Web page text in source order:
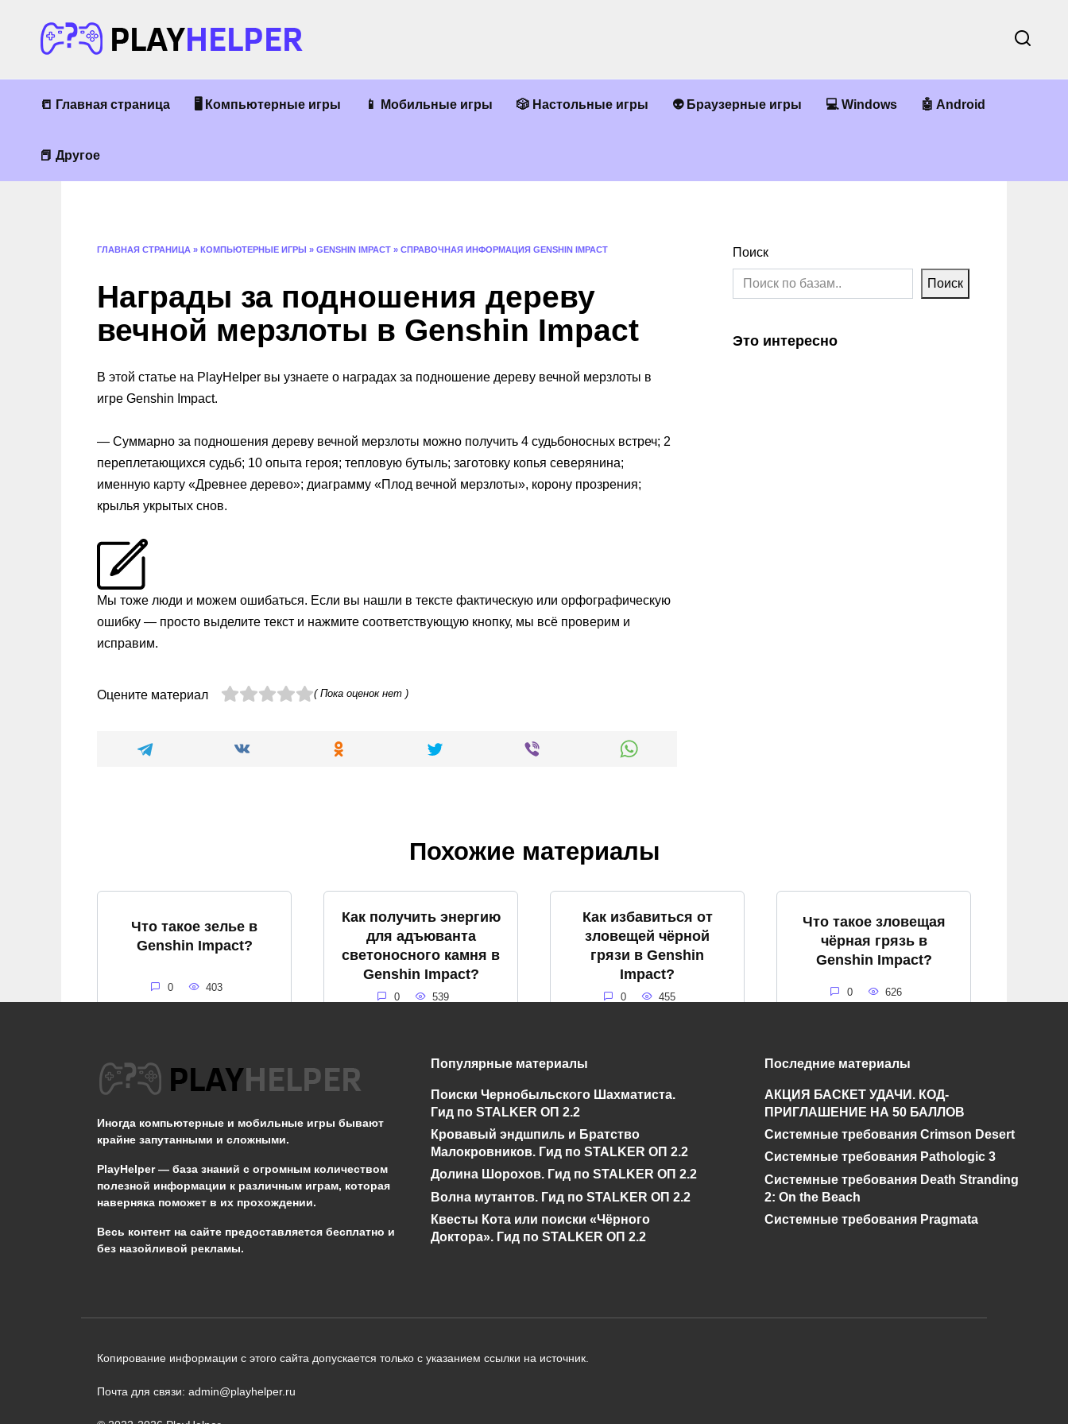
содержанию
📒 Главная страница 🖥 Компьютерные игры 📱 Мобильные игры 🎲 Настольные игры 👽 Браузерные игры 💻 Windows 🤖 Android
📕 Другое
ГЛАВНАЯ СТРАНИЦА » КОМПЬЮТЕРНЫЕ ИГРЫ » GENSHIN IMPACT » СПРАВОЧНАЯ ИНФОРМАЦИЯ GENSHIN IMPACT
Награды за подношения дереву
вечной мерзлоты в Genshin Impact
В этой статье на PlayHelper вы узнаете о наградах за подношение дереву вечной мерзлоты в
игре Genshin Impact.
— Суммарно за подношения дереву вечной мерзлоты можно получить 4 судьбоносных встреч; 2
переплетающихся судьб; 10 опыта героя; тепловую бутыль; заготовку копья северянина;
именную карту «Древнее дерево»; диаграмму «Плод вечной мерзлоты», корону прозрения;
крылья укрытых снов.
Мы тоже люди и можем ошибаться. Если вы нашли в тексте фактическую или орфографическую
ошибку — просто выделите текст и нажмите соответствующую кнопку, мы всё проверим и
исправим.
Оцените материал ( Пока оценок нет )
Поиск
Поиск
Это интересно
Похожие материалы
Что такое зелье в
Genshin Impact?
0 403
Как получить энергию
для адъюванта
светоносного камня в
Genshin Impact?
0 539
Как избавиться от
зловещей чёрной
грязи в Genshin
Impact?
0 455
Что такое зловещая
чёрная грязь в
Genshin Impact?
0 626
Как спастись от
Genshin Impact?
0 654
Что такое громовое
бедствие в Genshin
Impact?
430
буря в Genshin
0
и где его найти в
Genshin Impact?
0 528
Иногда компьютерные и мобильные игры бывают
крайне запутанными и сложными.
PlayHelper — база знаний с огромным количеством
полезной информации к различным играм, которая
наверняка поможет в их прохождении.
Весь контент на сайте предоставляется бесплатно и
без назойливой рекламы.
Популярные материалы
Поиски Чернобыльского Шахматиста.
Гид по STALKER ОП 2.2
Кровавый эндшпиль и Братство
Малокровников. Гид по STALKER ОП 2.2
Долина Шорохов. Гид по STALKER ОП 2.2
Волна мутантов. Гид по STALKER ОП 2.2
Квесты Кота или поиски «Чёрного
Доктора». Гид по STALKER ОП 2.2
Последние материалы
АКЦИЯ БАСКЕТ УДАЧИ. КОД-
ПРИГЛАШЕНИЕ НА 50 БАЛЛОВ
Системные требования Crimson Desert
Системные требования Pathologic 3
Системные требования Death Stranding
2: On the Beach
Системные требования Pragmata
Копирование информации с этого сайта допускается только с указанием ссылки на источник.
Почта для связи: admin@playhelper.ru
Сообщить об ошибке